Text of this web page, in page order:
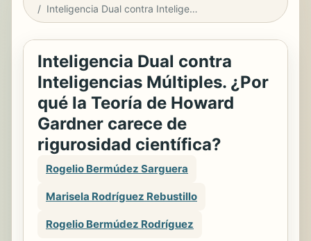
Inteligencia Dual contra Inteligencias Múltiples. ¿Por qué la Teoría de Howard Gardner carece de rigurosidad científica?
Inteligencia Dual contra
Inteligencias Múltiples. ¿Por
qué la Teoría de Howard
Gardner carece de
rigurosidad científica?
Rogelio Bermúdez Sarguera
Marisela Rodríguez Rebustillo
Rogelio Bermúdez Rodríguez